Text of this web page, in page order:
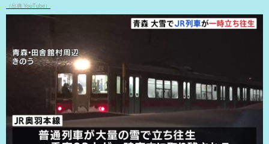
（出典 YouTube）